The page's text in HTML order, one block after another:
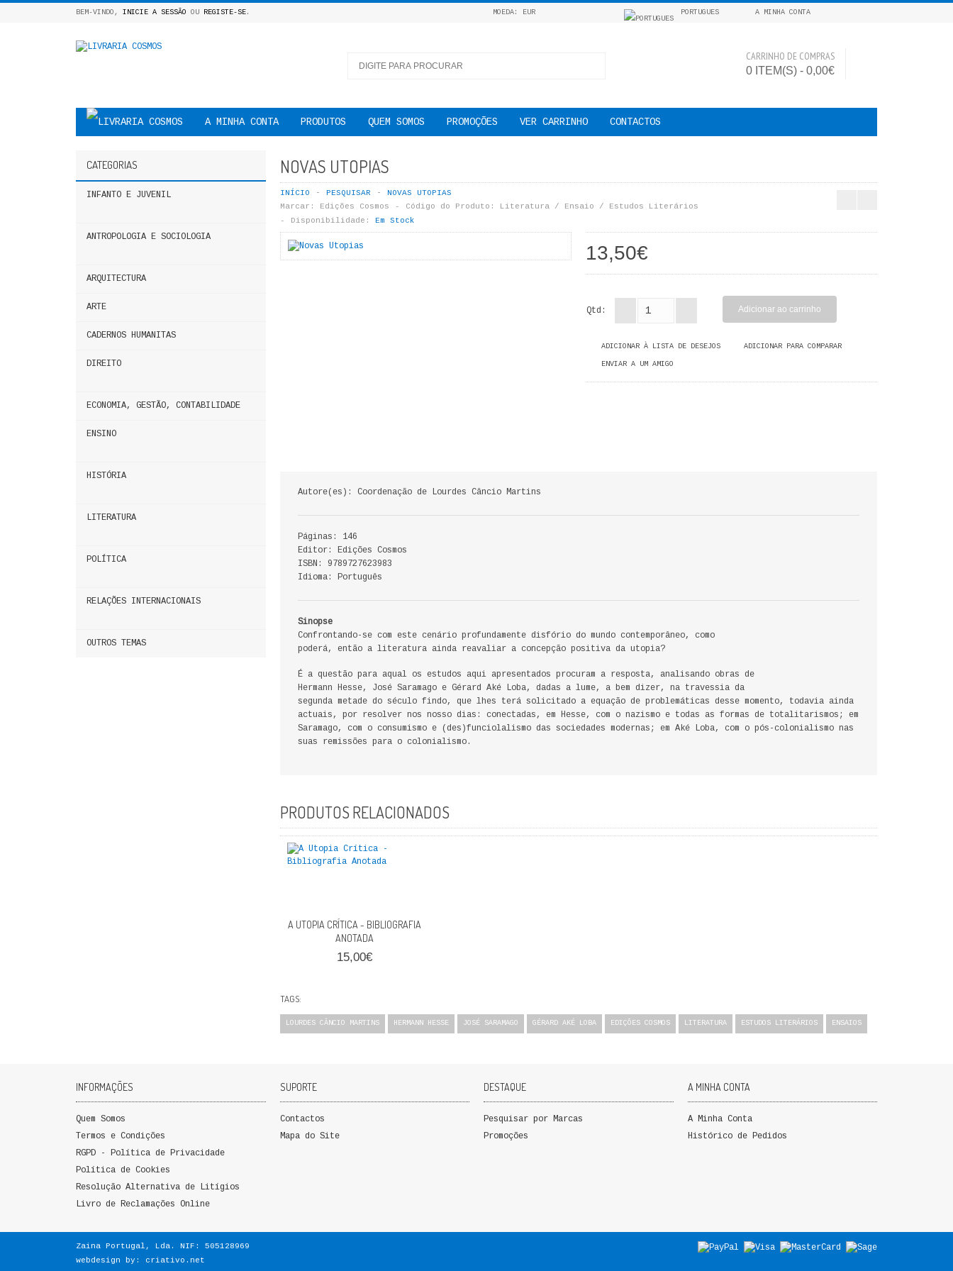
BEM-VINDO, INICIE A SESSÃO OU REGISTE-SE. MOEDA: EUR PORTUGUES A MINHA CONTA
CARRINHO DE COMPRAS
0 ITEM(S) - 0,00€
A MINHA CONTA PRODUTOS QUEM SOMOS PROMOÇÕES VER CARRINHO CONTACTOS
CATEGORIAS
INFANTO E JUVENIL
ANTROPOLOGIA E SOCIOLOGIA
ARQUITECTURA
ARTE
CADERNOS HUMANITAS
DIREITO
ECONOMIA, GESTÃO, CONTABILIDADE
ENSINO
HISTÓRIA
LITERATURA
POLÍTICA
RELAÇÕES INTERNACIONAIS
OUTROS TEMAS
NOVAS UTOPIAS
INÍCIO PESQUISAR
NOVAS UTOPIAS
Marcar:
Edições Cosmos Código do Produto:
Literatura / Ensaio / Estudos Literários
Disponibilidade:
Em Stock
13,50€
Qtd:
ADICIONAR À LISTA DE DESEJOS ADICIONAR PARA COMPARAR
ENVIAR A UM AMIGO
Autore(es): Coordenação de Lourdes Câncio Martins
Páginas: 146
Editor: Edições Cosmos
ISBN: 9789727623983
Idioma: Português
Sinopse
Confrontando-se com este cenário profundamente disfório do mundo contemporâneo, como
poderá, então a literatura ainda reavaliar a concepção positiva da utopia?
É a questão para aqual os estudos aqui apresentados procuram a resposta, analisando obras de
Hermann Hesse, José Saramago e Gérard Aké Loba, dadas a lume, a bem dizer, na travessia da
segunda metade do século findo, que lhes terá solicitado a equação de problemáticas desse momento, todavia ainda
actuais, por resolver nos nosso dias: conectadas, em Hesse, com o nazismo e todas as formas de totalitarismos; em
Saramago, com o consumismo e (des)funciolalismo das sociedades modernas; em Aké Loba, com o pós-colonialismo nas
suas remissões para o colonialismo.
PRODUTOS RELACIONADOS
A UTOPIA CRÍTICA - BIBLIOGRAFIA
ANOTADA
15,00€
TAGS:
LOURDES CÂNCIO MARTINS HERMANN HESSE JOSÉ SARAMAGO GÉRARD AKÉ LOBA EDIÇÕES COSMOS LITERATURA ESTUDOS LITERÁRIOS ENSAIOS
INFORMAÇÕES
Quem Somos
Termos e Condições
RGPD - Política de Privacidade
Política de Cookies
Resolução Alternativa de Litígios
Livro de Reclamações Online
SUPORTE
Contactos
Mapa do Site
DESTAQUE
Pesquisar por Marcas
Promoções
A MINHA CONTA
A Minha Conta
Histórico de Pedidos
Zaina Portugal, Lda. NIF: 505128969
webdesign by: criativo.net